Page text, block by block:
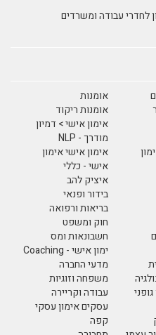
לחדרי עבודה ומשרדים
אומנות
אומנות ריקוד
אימון אישי > דמיון
מודרך - NLP
אימון אישי אימון
אישי - כללי
איציק להב
בידור ופנאי
בריאות ורפואה
חוק ומשפט
חשבונאות ומס
ימון אישי - Coaching
מדעי החברה
משפחה וזוגיות
עבודה וקריירה
עסקים אימון עסקי
קפה